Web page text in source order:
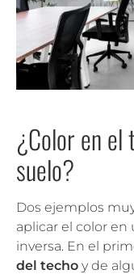
¿Color en el
suelo?
Dos ejemplos
aplicar el color en
inversa. En el
del techo y de